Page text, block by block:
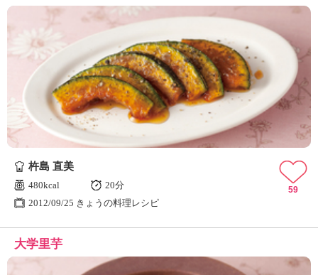
杵島 直美
480kcal
20分
2012/09/25 きょうの料理レシピ
59
大学里芋